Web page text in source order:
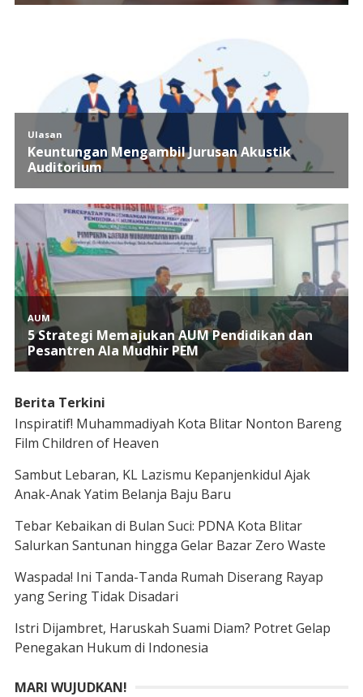
Berita Terkini
Inspiratif! Muhammadiyah Kota Blitar Nonton Bareng
Film Children of Heaven
Sambut Lebaran, KL Lazismu Kepanjenkidul Ajak
Anak-Anak Yatim Belanja Baju Baru
Tebar Kebaikan di Bulan Suci: PDNA Kota Blitar
Salurkan Santunan hingga Gelar Bazar Zero Waste
Waspada! Ini Tanda-Tanda Rumah Diserang Rayap
yang Sering Tidak Disadari
Istri Dijambret, Haruskah Suami Diam? Potret Gelap
Penegakan Hukum di Indonesia
MARI WUJUDKAN!